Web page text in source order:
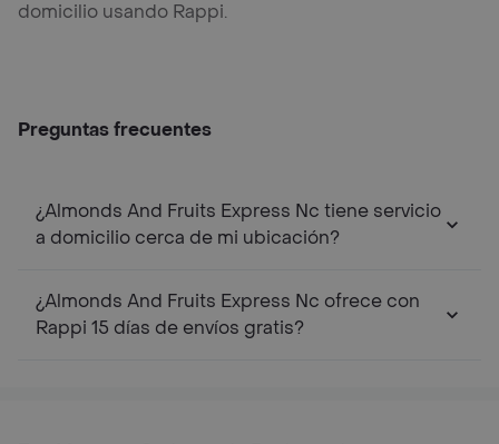
domicilio usando Rappi.
Preguntas frecuentes
¿Almonds And Fruits Express Nc tiene servicio
a domicilio cerca de mi ubicación?
¿Almonds And Fruits Express Nc ofrece con
Rappi 15 días de envíos gratis?